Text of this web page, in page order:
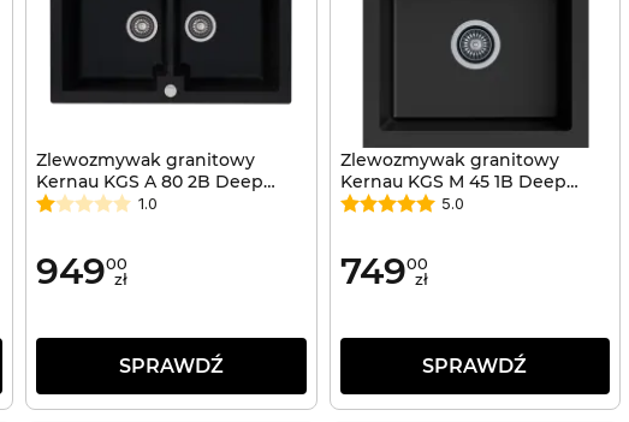
Zlewozmywak granitowy
Kernau KGS A 80 2B Deep
Black
1.0
94900
zł
SPRAWDŹ
Zlewozmywak granitowy
Kernau KGS M 45 1B Deep
Black
5.0
74900
zł
SPRAWDŹ